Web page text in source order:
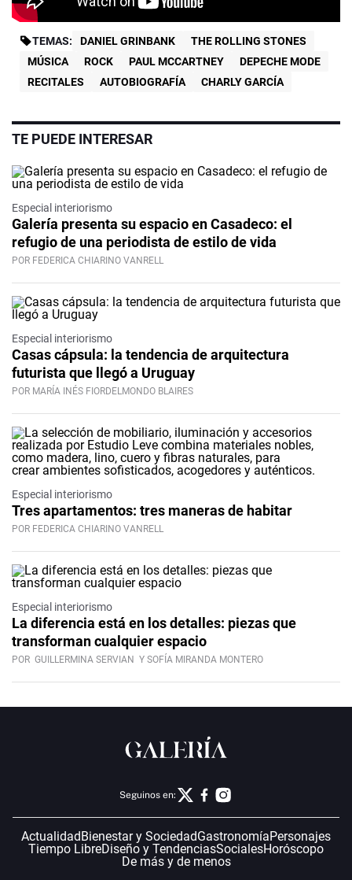
TEMAS: DANIEL GRINBANK
THE ROLLING STONES
MÚSICA
ROCK PAUL MCCARTNEY
DEPECHE MODE
RECITALES
AUTOBIOGRAFÍA CHARLY GARCÍA
TE PUEDE INTERESAR
Especial interiorismo
Galería presenta su espacio en Casadeco: el
refugio de una periodista de estilo de vida
POR FEDERICA CHIARINO VANRELL
Especial interiorismo
Casas cápsula: la tendencia de arquitectura
futurista que llegó a Uruguay
POR MARÍA INÉS FIORDELMONDO BLAIRES
Especial interiorismo
Tres apartamentos: tres maneras de habitar
POR FEDERICA CHIARINO VANRELL
Especial interiorismo
La diferencia está en los detalles: piezas que
transforman cualquier espacio
POR GUILLERMINA SERVIAN Y SOFÍA MIRANDA MONTERO
Seguinos en:
Actualidad Bienestar y SociedadGastronomíaPersonajes
Tiempo LibreDiseño y TendenciasSocialesHoróscopo
De más y de menos